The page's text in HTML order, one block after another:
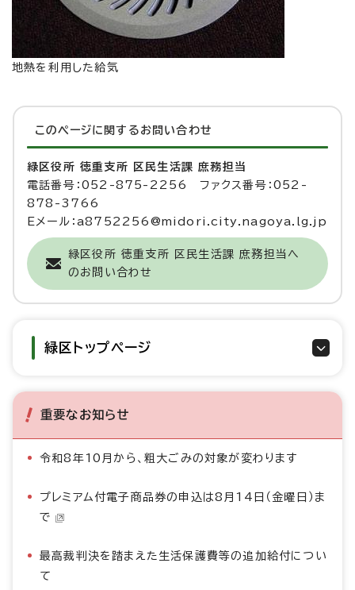
地熱を利用した給気
このページに関する お問い合わせ
緑区役所 徳重支所 区民生活課 庶務担当
電話番号：052-875-2256 ファクス番号：052-
878-3766
Eメール：a8752256@midori.city.nagoya.lg.jp
緑区役所 徳重支所 区民生活課 庶務担当へ
のお問い合わせ
緑区トップページ
重要なお知らせ
令和8年10月から、粗大ごみの対象が変わります
プレミアム付電子商品券の申込は8月14日（金曜日）ま
で
最高裁判決を踏まえた生活保護費等の追加給付につい
て